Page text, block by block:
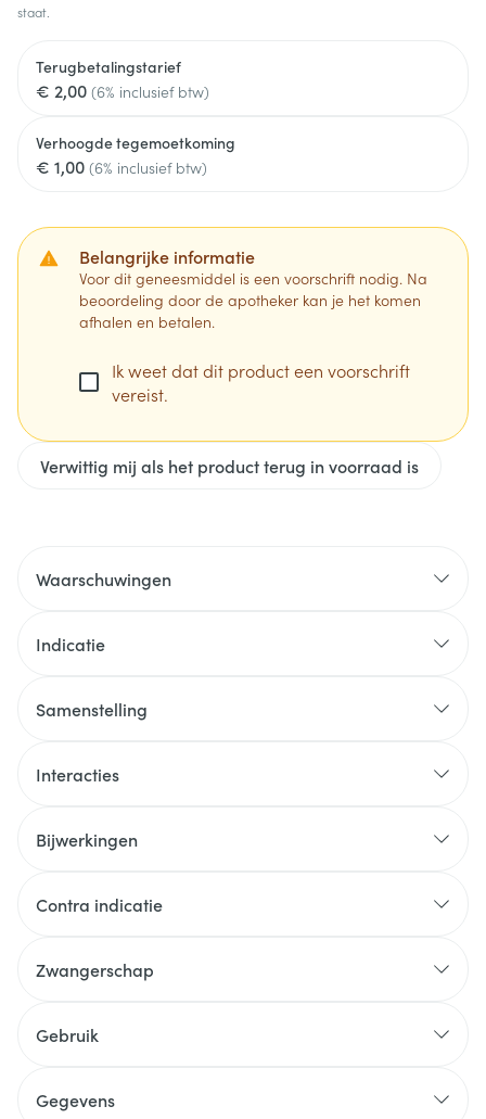
staat.
Terugbetalingstarief
€ 2,00 (6% inclusief btw)
Verhoogde tegemoetkoming
€ 1,00 (6% inclusief btw)
Belangrijke informatie
Voor dit geneesmiddel is een voorschrift nodig. Na
beoordeling door de apotheker kan je het komen
afhalen en betalen.
Ik weet dat dit product een voorschrift
vereist.
Verwittig mij als het product terug in voorraad is
Waarschuwingen
Indicatie
Samenstelling
Interacties
Bijwerkingen
Contra indicatie
Zwangerschap
Gebruik
Gegevens